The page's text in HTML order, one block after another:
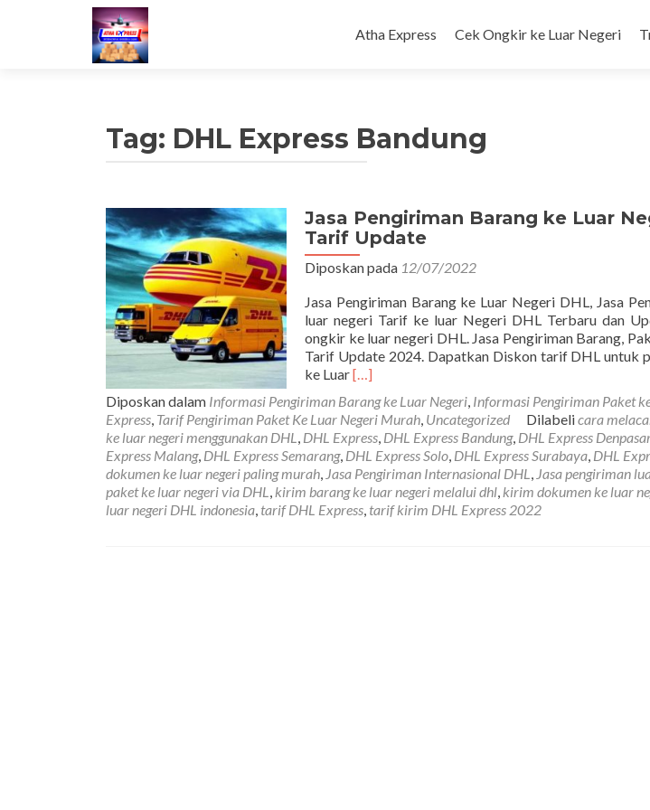
ke
Atha Express Cek Ongkir ke Luar Negeri
Tag: DHL Express Bandung
Jasa Pengiriman Barang ke Luar
Tarif Update
Diposkan pada 12/07/2022
Jasa Pengiriman Barang ke Luar Negeri DHL, Jasa
luar negeri Tarif ke luar Negeri DHL Terbaru dan
ongkir ke luar negeri DHL. Jasa Pengiriman Barang,
Tarif Update 2024. Dapatkan Diskon tarif DHL untuk
ke LuarRead
about
Jasa
Pengiriman
Barang
ke
Luar
Negeri
[…]
Diposkan dalam Informasi Pengiriman Barang ke Luar Negeri, Informasi Pengiriman Paket
Express, Tarif Pengiriman Paket Ke Luar Negeri Murah, Uncategorized Dilabelicara
ke luar negeri menggunakan DHL, DHL Express, DHL Express Bandung, DHL Express
Express Malang, DHL Express Semarang, DHL Express Solo, DHL Express Surabaya, DHL
dokumen ke luar negeri paling murah, Jasa Pengiriman Internasional DHL, Jasa pengiriman
paket ke luar negeri via DHL, kirim barang ke luar negeri melalui dhl, kirim dokumen ke luar
luar negeri DHL indonesia, tarif DHL Express, tarif kirim DHL Express 2022